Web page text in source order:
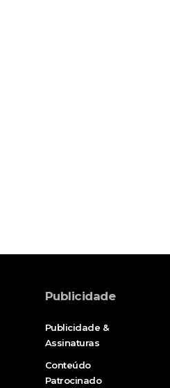
Publicidade
Publicidade &
Assinaturas
Conteúdo
Patrocinado